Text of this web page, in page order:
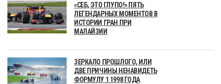
«СЕБ, ЭТО ГЛУПО!» ПЯТЬ
ЛЕГЕНДАРНЫХ МОМЕНТОВ В
ИСТОРИИ ГРАН ПРИ
МАЛАЙЗИИ
ЗЕРКАЛО ПРОШЛОГО, ИЛИ
ДВЕ ПРИЧИНЫ НЕНАВИДЕТЬ
ФОРМУЛУ 1 1998 ГОДА